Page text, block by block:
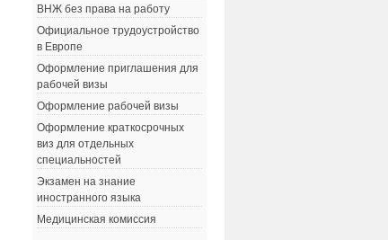
ВНЖ без права на работу
Официальное трудоустройство
в Европе
Оформление приглашения для
рабочей визы
Оформление рабочей визы
Оформление краткосрочных
виз для отдельных
специальностей
Экзамен на знание
иностранного языка
Медицинская комиссия